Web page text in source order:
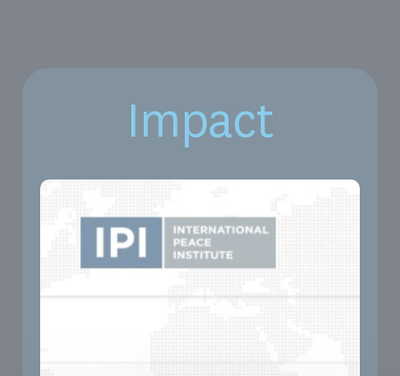
Impact